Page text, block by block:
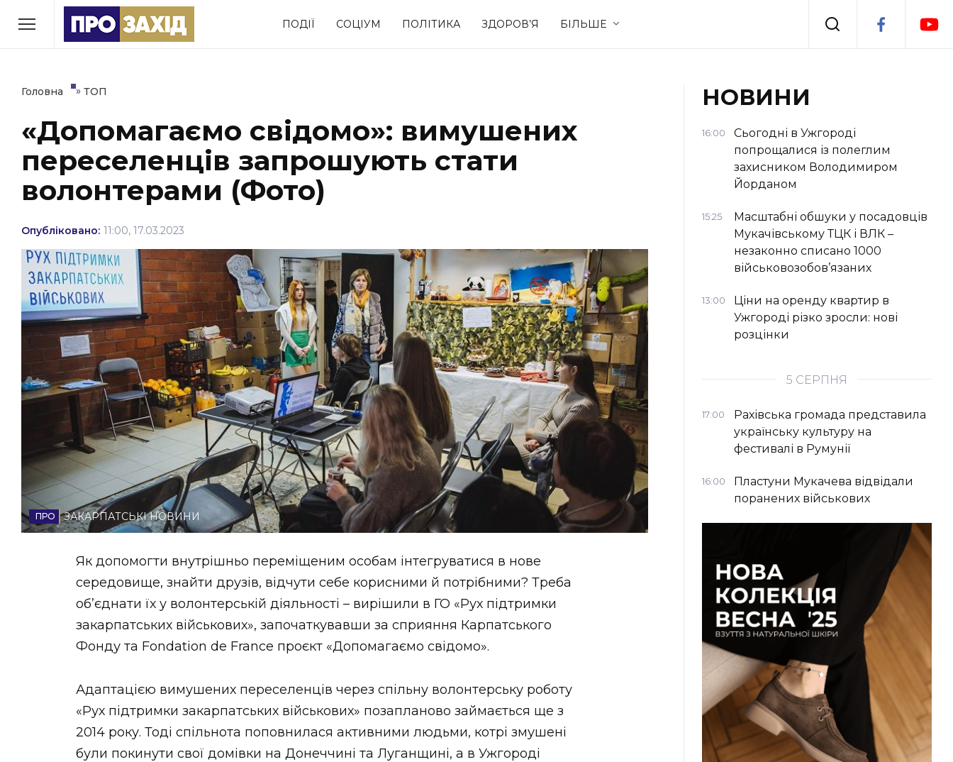
ПОДІЇ СОЦІУМ ПОЛІТИКА ЗДОРОВ’Я БІЛЬШЕ
РУБРИКИ
Економіка Події
Політика Соціум Спорт Стиль життя
Втрачений Ужгород
(відеоверсія)
ЗАКАРПАТСЬКІ НОВИНИ
НОВИНИ ЗАХІДНОЇ УКРАЇНИ
ФОТО
ВІДЕО
Головна » ТОП
«Допомагаємо свідомо»: вимушених
переселенців запрошують стати
волонтерами (Фото)
Опубліковано: 11:00, 17.03.2023
ЗАКАРПАТСЬКІ НОВИНИ
Як допомогти внутрішньо переміщеним особам інтегруватися в нове
середовище, знайти друзів, відчути себе корисними й потрібними? Треба
об’єднати їх у волонтерській діяльності – вирішили в ГО «Рух підтримки
закарпатських військових», започаткувавши за сприяння Карпатського
Фонду та Fondation de France проєкт «Допомагаємо свідомо».
Адаптацією вимушених переселенців через спільну волонтерську роботу
«Рух підтримки закарпатських військових» позапланово займається ще з
2014 року. Тоді спільнота поповнилася активними людьми, котрі змушені
були покинути свої домівки на Донеччині та Луганщині, а в Ужгороді
НОВИНИ
16:00
Сьогодні в Ужгороді
попрощалися із полеглим
захисником Володимиром
Йорданом
15:25
Масштабні обшуки у посадовців
Мукачівському ТЦК і ВЛК –
незаконно списано 1000
військовозобов’язаних
13:00
Ціни на оренду квартир в
Ужгороді різко зросли: нові
розцінки
5 СЕРПНЯ
17:00
Рахівська громада представила
українську культуру на
фестивалі в Румунії
16:00
Пластуни Мукачева відвідали
поранених військових